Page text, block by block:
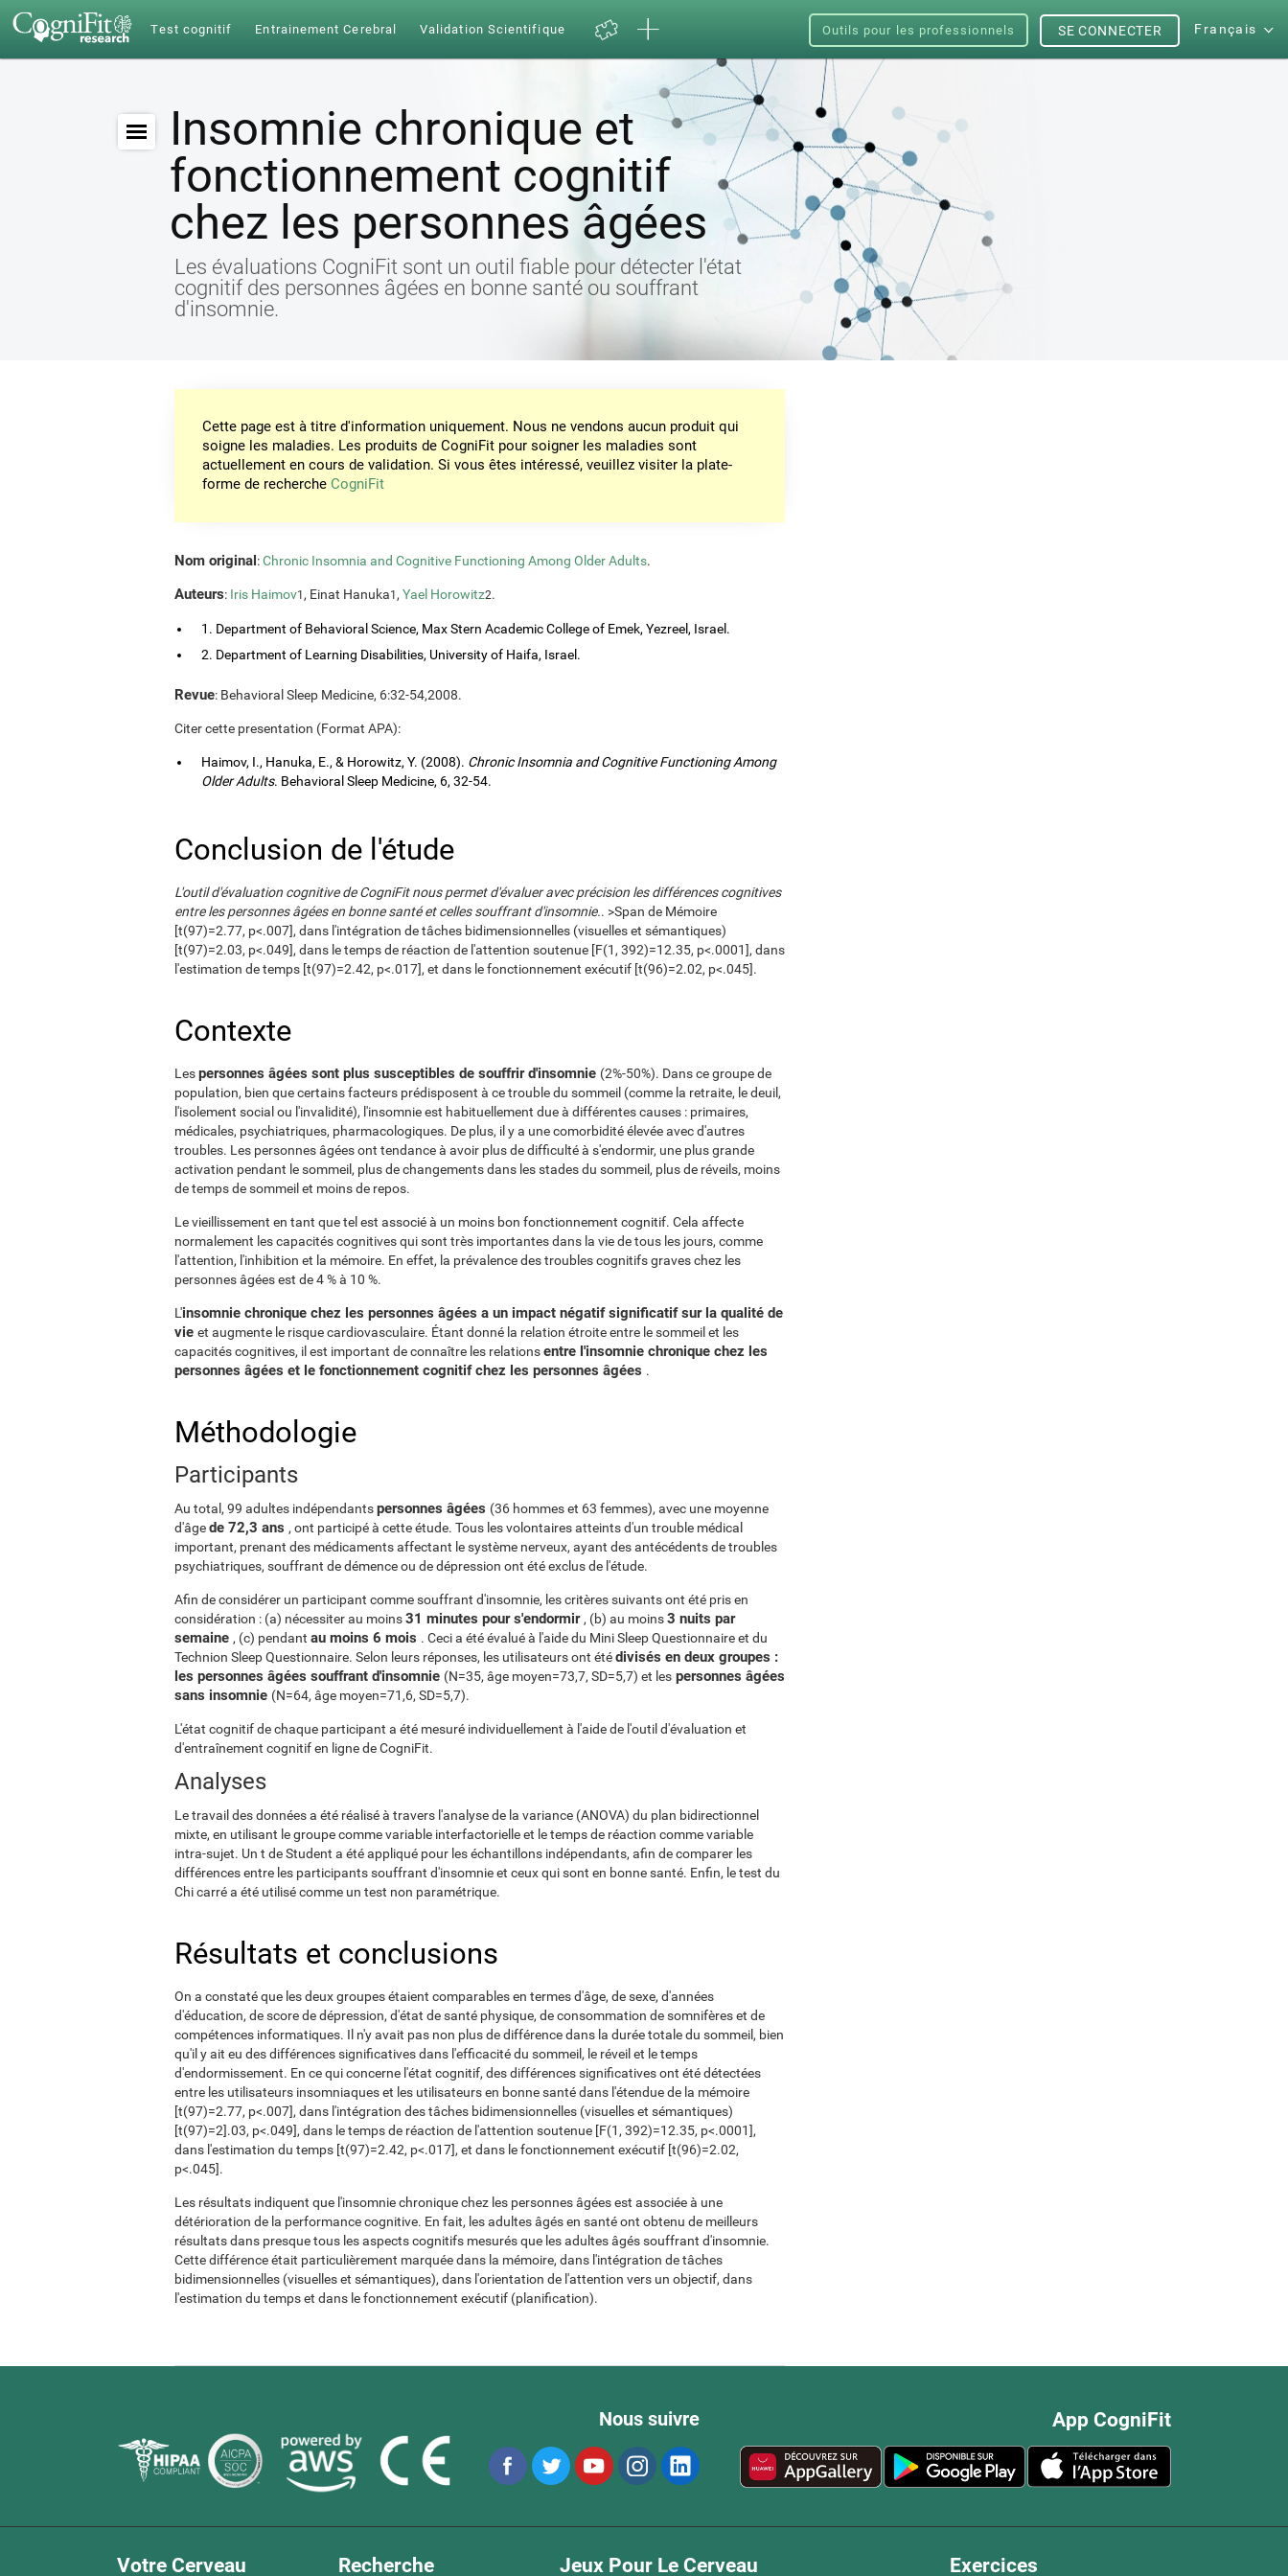
Test cognitif Entrainement Cerebral Validation Scientifique Outils pour les professionnels Français
SE CONNECTER
Insomnie chronique et
fonctionnement cognitif
chez les personnes âgées
Les évaluations CogniFit sont un outil fiable pour détecter l'état
cognitif des personnes âgées en bonne santé ou souffrant
d'insomnie.
Cette page est à titre d'information uniquement. Nous ne vendons aucun produit qui
soigne les maladies. Les produits de CogniFit pour soigner les maladies sont
actuellement en cours de validation. Si vous êtes intéressé, veuillez visiter la plate-
forme de recherche CogniFit
Nom original:Chronic Insomnia and Cognitive Functioning Among Older Adults.
Auteurs: Iris Haimov1 , Einat Hanuka1 , Yael Horowitz2.
1. Department of Behavioral Science, Max Stern Academic College of Emek, Yezreel, Israel.
2. Department of Learning Disabilities, University of Haifa, Israel.
Revue: Behavioral Sleep Medicine, 6:32-54,2008.
Citer cette presentation (Format APA):
Haimov, I., Hanuka, E., & Horowitz, Y. (2008). Chronic Insomnia and Cognitive Functioning Among
Older Adults. Behavioral Sleep Medicine, 6, 32-54.
Conclusion de l'étude
L'outil d'évaluation cognitive de CogniFit nous permet d'évaluer avec précision les différences cognitives
entre les personnes âgées en bonne santé et celles souffrant d'insomnie.. >Span de Mémoire
[t(97)=2.77, p<.007], dans l'intégration de tâches bidimensionnelles (visuelles et sémantiques)
[t(97)=2.03, p<.049], dans le temps de réaction de l'attention soutenue [F(1, 392)=12.35, p<.0001], dans
l'estimation de temps [t(97)=2.42, p<.017], et dans le fonctionnement exécutif [t(96)=2.02, p<.045].
Contexte
Lespersonnes âgées sont plus susceptibles de souffrir d'insomnie (2%-50%). Dans ce groupe de
population, bien que certains facteurs prédisposent à ce trouble du sommeil (comme la retraite, le deuil,
l'isolement social ou l'invalidité), l'insomnie est habituellement due à différentes causes : primaires,
médicales, psychiatriques, pharmacologiques. De plus, il y a une comorbidité élevée avec d'autres
troubles. Les personnes âgées ont tendance à avoir plus de difficulté à s'endormir, une plus grande
activation pendant le sommeil, plus de changements dans les stades du sommeil, plus de réveils, moins
de temps de sommeil et moins de repos.
Le vieillissement en tant que tel est associé à un moins bon fonctionnement cognitif. Cela affecte
normalement les capacités cognitives qui sont très importantes dans la vie de tous les jours, comme
l'attention, l'inhibition et la mémoire. En effet, la prévalence des troubles cognitifs graves chez les
personnes âgées est de 4 % à 10 %.
L'insomnie chronique chez les personnes âgées a un impact négatif significatif sur la qualité de
vie et augmente le risque cardiovasculaire. Étant donné la relation étroite entre le sommeil et les
capacités cognitives, il est important de connaître les relationsentre l'insomnie chronique chez les
personnes âgées et le fonctionnement cognitif chez les personnes âgées .
Méthodologie
Participants
Au total, 99 adultes indépendantspersonnes âgées (36 hommes et 63 femmes), avec une moyenne
d'âgede 72,3 ans , ont participé à cette étude. Tous les volontaires atteints d'un trouble médical
important, prenant des médicaments affectant le système nerveux, ayant des antécédents de troubles
psychiatriques, souffrant de démence ou de dépression ont été exclus de l'étude.
Afin de considérer un participant comme souffrant d'insomnie, les critères suivants ont été pris en
considération : (a) nécessiter au moins31 minutes pour s'endormir , (b) au moins3 nuits par
semaine , (c) pendant au moins 6 mois . Ceci a été évalué à l'aide du Mini Sleep Questionnaire et du
Technion Sleep Questionnaire. Selon leurs réponses, les utilisateurs ont étédivisés en deux groupes :
les personnes âgées souffrant d'insomnie (N=35, âge moyen=73,7, SD=5,7) et les personnes âgées
sans insomnie (N=64, âge moyen=71,6, SD=5,7).
L'état cognitif de chaque participant a été mesuré individuellement à l'aide de l'outil d'évaluation et
d'entraînement cognitif en ligne de CogniFit.
Analyses
Le travail des données a été réalisé à travers l'analyse de la variance (ANOVA) du plan bidirectionnel
mixte, en utilisant le groupe comme variable interfactorielle et le temps de réaction comme variable
intra-sujet. Un t de Student a été appliqué pour les échantillons indépendants, afin de comparer les
différences entre les participants souffrant d'insomnie et ceux qui sont en bonne santé. Enfin, le test du
Chi carré a été utilisé comme un test non paramétrique.
Résultats et conclusions
On a constaté que les deux groupes étaient comparables en termes d'âge, de sexe, d'années
d'éducation, de score de dépression, d'état de santé physique, de consommation de somnifères et de
compétences informatiques. Il n'y avait pas non plus de différence dans la durée totale du sommeil, bien
qu'il y ait eu des différences significatives dans l'efficacité du sommeil, le réveil et le temps
d'endormissement. En ce qui concerne l'état cognitif, des différences significatives ont été détectées
entre les utilisateurs insomniaques et les utilisateurs en bonne santé dans l'étendue de la mémoire
[t(97)=2.77, p<.007], dans l'intégration des tâches bidimensionnelles (visuelles et sémantiques)
[t(97)=2].03, p<.049], dans le temps de réaction de l'attention soutenue [F(1, 392)=12.35, p<.0001],
dans l'estimation du temps [t(97)=2.42, p<.017], et dans le fonctionnement exécutif [t(96)=2.02,
p<.045].
Les résultats indiquent que l'insomnie chronique chez les personnes âgées est associée à une
détérioration de la performance cognitive. En fait, les adultes âgés en santé ont obtenu de meilleurs
résultats dans presque tous les aspects cognitifs mesurés que les adultes âgés souffrant d'insomnie.
Cette différence était particulièrement marquée dans la mémoire, dans l'intégration de tâches
bidimensionnelles (visuelles et sémantiques), dans l'orientation de l'attention vers un objectif, dans
l'estimation du temps et dans le fonctionnement exécutif (planification).
App CogniFit
Nous suivre
Votre Cerveau Recherche Jeux Pour Le Cerveau Exercices